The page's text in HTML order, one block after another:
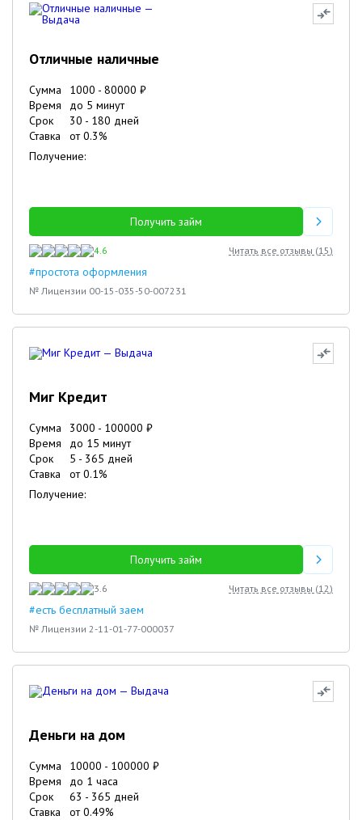
Отличные наличные
Сумма 1000 - 80000 ₽
Время
до 5 минут
Срок
30 - 180 дней
Ставка
от0.3%
Получение:
Получить займ
4.6 Читать все отзывы (15)
#простота оформления
№ Лицензии 00-15-035-50-007231
Миг Кредит
Сумма 3000 - 100000 ₽
Время
до 15 минут
Срок
5 - 365 дней
Ставка
от0.1%
Получение:
Получить займ
3.6 Читать все отзывы (12)
#есть бесплатный заем
№ Лицензии 2-11-01-77-000037
Деньги на дом
Сумма 10000 - 100000 ₽
Время
до 1 часа
Срок
63 - 365 дней
Ставка
от0.49%